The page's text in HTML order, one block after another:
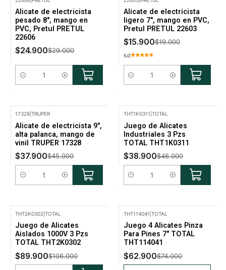
Alicate de electricista
pesado 8", mango en
PVC, Pretul PRETUL
22606
$24.900$29.000
Cantidad
Alicate de electricista
ligero 7", mango en PVC,
Pretul PRETUL 22603
$15.900$19.000
5.0
Cantidad
17328 |TRUPER
Alicate de electricista 9",
alta palanca, mango de
vinil TRUPER 17328
$37.900$45.000
Cantidad
THT1K0311 TOTAL
Juego de Alicates
Industriales 3 Pzs
TOTAL THT1K0311
$38.900$46.000
Cantidad
THT2K0302 |TOTAL
Juego de Alicates
Aislados 1000V 3 Pzs
TOTAL THT2K0302
$89.900$106.000
No disponible
THT114041 TOTAL
Juego 4 Alicates Pinza
Para Pines 7" TOTAL
THT114041
$62.900$74.000